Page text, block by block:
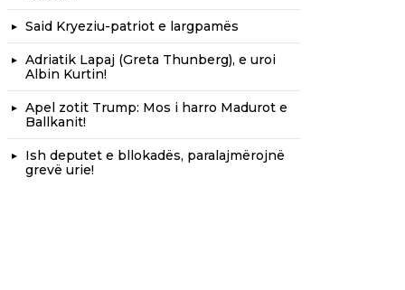
Said Kryeziu-patriot e largpamës
Adriatik Lapaj (Greta Thunberg), e uroi
Albin Kurtin!
Apel zotit Trump: Mos i harro Madurot e
Ballkanit!
Ish deputet e bllokadës, paralajmërojnë
grevë urie!